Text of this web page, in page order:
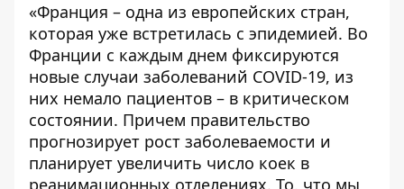
«Франция – одна из европейских стран,
которая уже встретилась с эпидемией. Во
Франции с каждым днем фиксируются
новые случаи заболеваний COVID-19, из
них немало пациентов – в критическом
состоянии. Причем правительство
прогнозирует рост заболеваемости и
планирует увеличить число коек в
реанимационных отделениях. То, что мы